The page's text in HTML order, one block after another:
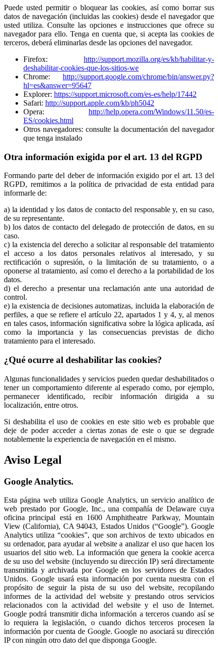
Puede usted permitir o bloquear las cookies, así como borrar sus
datos de navegación (incluidas las cookies) desde el navegador que
usted utiliza. Consulte las opciones e instrucciones que ofrece su
navegador para ello. Tenga en cuenta que, si acepta las cookies de
terceros, deberá eliminarlas desde las opciones del navegador.
Firefox: http://support.mozilla.org/es/kb/habilitar-y-
deshabilitar-cookies-que-los-sitios-we
Chrome: http://support.google.com/chrome/bin/answer.py?
hl=es&answer=95647
Explorer: https://support.microsoft.com/es-es/help/17442
Safari: http://support.apple.com/kb/ph5042
Opera: http://help.opera.com/Windows/11.50/es-
ES/cookies.html
Otros navegadores: consulte la documentación del navegador
que tenga instalado
Otra información exigida por el art. 13 del RGPD
Formando parte del deber de información exigido por el art. 13 del
RGPD, remitimos a la política de privacidad de esta entidad para
informarle de:
a) la identidad y los datos de contacto del responsable y, en su caso,
de su representante.
b) los datos de contacto del delegado de protección de datos, en su
caso.
c) la existencia del derecho a solicitar al responsable del tratamiento
el acceso a los datos personales relativos al interesado, y su
rectificación o supresión, o la limitación de su tratamiento, o a
oponerse al tratamiento, así como el derecho a la portabilidad de los
datos.
d) el derecho a presentar una reclamación ante una autoridad de
control.
e) la existencia de decisiones automatizas, incluida la elaboración de
perfiles, a que se refiere el artículo 22, apartados 1 y 4, y, al menos
en tales casos, información significativa sobre la lógica aplicada, así
como la importancia y las consecuencias previstas de dicho
tratamiento para el interesado.
¿Qué ocurre al deshabilitar las cookies?
Algunas funcionalidades y servicios pueden quedar deshabilitados o
tener un comportamiento diferente al esperado como, por ejemplo,
permanecer identificado, recibir información dirigida a su
localización, entre otros.
Si deshabilita el uso de cookies en este sitio web es probable que
deje de poder acceder a ciertas zonas de este o que se degrade
notablemente la experiencia de navegación en el mismo.
Aviso Legal
Google Analytics.
Esta página web utiliza Google Analytics, un servicio analítico de
web prestado por Google, Inc., una compañía de Delaware cuya
oficina principal está en 1600 Amphitheatre Parkway, Mountain
View (California), CA 94043, Estados Unidos (“Google”). Google
Analytics utiliza “cookies”, que son archivos de texto ubicados en
su ordenador, para ayudar al website a analizar el uso que hacen los
usuarios del sitio web. La información que genera la cookie acerca
de su uso del website (incluyendo su dirección IP) será directamente
transmitida y archivada por Google en los servidores de Estados
Unidos. Google usará esta información por cuenta nuestra con el
propósito de seguir la pista de su uso del website, recopilando
informes de la actividad del website y prestando otros servicios
relacionados con la actividad del website y el uso de Internet.
Google podrá transmitir dicha información a terceros cuando así se
lo requiera la legislación, o cuando dichos terceros procesen la
información por cuenta de Google. Google no asociará su dirección
IP con ningún otro dato del que disponga Google.